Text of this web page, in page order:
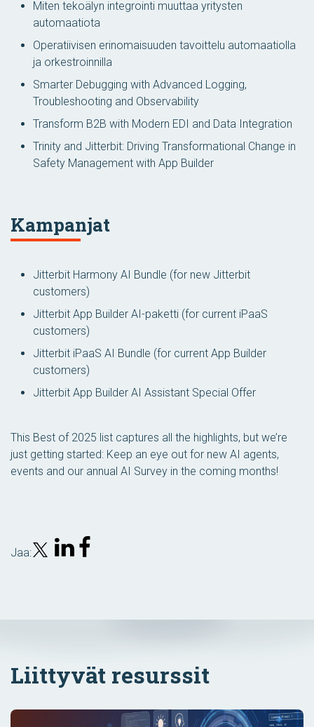
Miten tekoälyn integrointi muuttaa yritysten
automaatiota
Operatiivisen erinomaisuuden tavoittelu automaatiolla
ja orkestroinnilla
Smarter Debugging with Advanced Logging,
Troubleshooting and Observability
Transform B2B with Modern EDI and Data Integration
Trinity and Jitterbit: Driving Transformational Change in
Safety Management with App Builder
Kampanjat
Jitterbit Harmony AI Bundle (for new Jitterbit
customers)
Jitterbit App Builder AI-paketti (for current iPaaS
customers)
Jitterbit iPaaS AI Bundle (for current App Builder
customers)
Jitterbit App Builder AI Assistant Special Offer
This Best of 2025 list captures all the highlights, but we’re
just getting started: Keep an eye out for new AI agents,
events and our annual AI Survey in the coming months!
Jaa:
Liittyvät resurssit